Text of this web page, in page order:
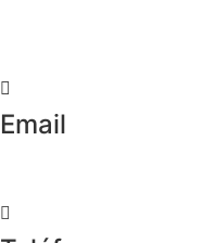
Email